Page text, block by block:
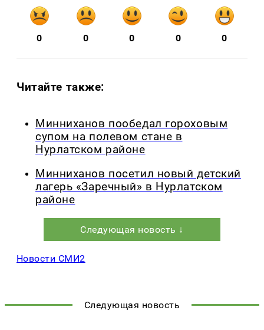
0 0 0 0 0
Читайте также:
Минниханов пообедал гороховым
супом на полевом стане в
Нурлатском районе
Минниханов посетил новый детский
лагерь «Заречный» в Нурлатском
районе
Следующая новость ↓
Новости СМИ2
Следующая новость